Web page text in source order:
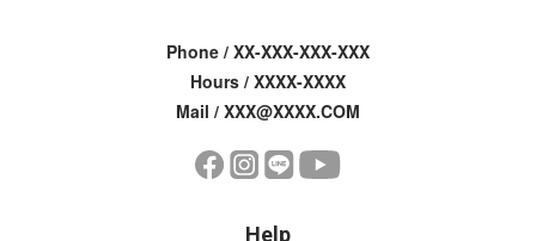
Phone / XX-XXX-XXX-XXX
Hours / XXXX-XXXX
Mail / XXX@XXXX.COM
Help